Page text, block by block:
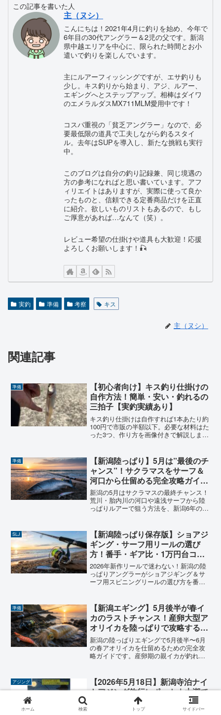
この記事を書いた人
主（ヌシ）
こんにちは！2021年4月に釣りを始め、今年で
6年目の30代アングラー＆2児の父です。新潟
県中越エリアを中心に、限られた時間とお小
遣いで釣りを楽しんでいます。
主にルアーフィッシングですが、エサ釣りも
少し。キス釣りから始まり、アジ、ルアー、
エギングへとステップアップ。相棒はダイワ
のエメラルダスMX711MLM愛用中です！
コスパ重視の「貧乏アングラー」なので、必
要最低限の道具で工夫しながら釣るスタイ
ル。去年はSUPを導入し、新たな挑戦も実行
中。
このブログは自分の釣り記録兼、同じ境遇の
方の参考になればと思い書いています。アフ
ィリエイトはありますが、実際に使って良か
ったものと、信頼できる定番商品だけを正直
に紹介。欲しいものリストもあるので、もし
ご厚意があれば…なんて（笑）。
レビュー希望の仕掛けや道具も大歓迎！応援
よろしくお願いします！🎣
実釣 準備 考察 キス
主（ヌシ）
関連記事
準備
【初心者向け】キス釣り仕掛けの
自作方法！簡単・安い・釣れるの
三拍子【実釣実績あり】
キス釣り仕掛けは自作すれば1本あたり約
100円で市販の半額以下。必要な材料はた
った3つ、作り方を画像付きで解説しま
介。新潟の陸っぱりで実釣実績ありで
す。
準備
【新潟陸っぱり】5月は”最後のチ
ャンス”！サクラマスをサーフ＆
河口から仕留める完全攻略ガイド
🎣
新潟の5月はサクラマスの最終チャンス！
荒川・胎内川の河口や遠浅サーフから陸
っぱりルアーで狙う方法を、新潟6年の実
SLJ
【新潟陸っぱり保存版】ショアジ
ギング・サーフ用リールの選び
方！番手・ギア比・1万円台コス
パおすすめ【2026年版】
2026年新作リールで迷わない！新潟の陸
っぱりアングラーがショアジギング＆サ
ーフ用スピニングリールの選び方を番
おすすめを正直にまとめました。
準備
【新潟エギング】5月後半が春イ
カのラストチャンス！産卵大型ア
オリイカを陸っぱりで攻略する完
全ガイド🦑
新潟の陸っぱりエギングで5月後半〜6月
の春アオリイカを仕留めるための完全攻
略ガイドです。産卵期の親イカが釣れる
にすべて解説します！
アジング
【2026年5月18日】新潟寺泊ナイ
トアジング釣行レポート｜大潮で
も苦戦？エステルライン実釣イン
ホーム 検索 トップ サイドバー